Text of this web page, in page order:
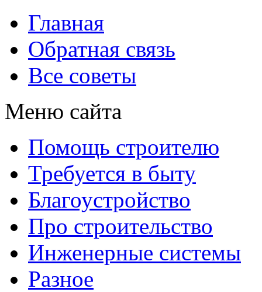
Главная
Обратная связь
Все советы
Меню сайта
Помощь строителю
Требуется в быту
Благоустройство
Про строительство
Инженерные системы
Разное